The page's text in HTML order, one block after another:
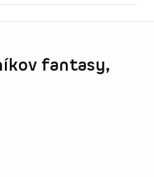
fantasy,